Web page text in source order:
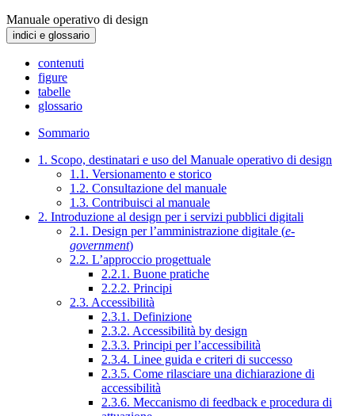
Manuale operativo di design
indici e glossario
contenuti
figure
tabelle
glossario
Sommario
1. Scopo, destinatari e uso del Manuale operativo di design
1.1. Versionamento e storico
1.2. Consultazione del manuale
1.3. Contribuisci al manuale
2. Introduzione al design per i servizi pubblici digitali
2.1. Design per l’amministrazione digitale (e-
government)
2.2. L’approccio progettuale
2.2.1. Buone pratiche
2.2.2. Principi
2.3. Accessibilità
2.3.1. Definizione
2.3.2. Accessibilità by design
2.3.3. Principi per l’accessibilità
2.3.4. Linee guida e criteri di successo
2.3.5. Come rilasciare una dichiarazione di
accessibilità
2.3.6. Meccanismo di feedback e procedura di